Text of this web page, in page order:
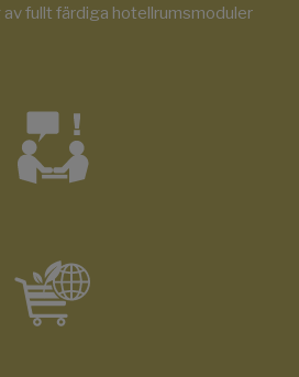
av fullt färdiga hotellrumsmoduler